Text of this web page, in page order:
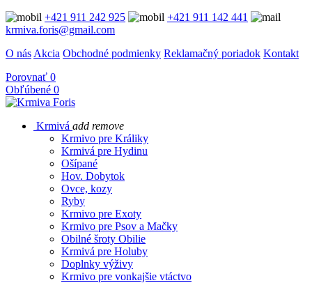
+421 911 242 925
+421 911 142 441
krmiva.foris@gmail.com
O nás Akcia Obchodné podmienky Reklamačný poriadok Kontakt
Porovnať 0
Obľúbené 0
Krmivá add remove
Krmivo pre Králiky
Krmivá pre Hydinu
Ošípané
Hov. Dobytok
Ovce, kozy
Ryby
Krmivo pre Exoty
Krmivo pre Psov a Mačky
Obilné šroty Obilie
Krmivá pre Holuby
Doplnky výživy
Krmivo pre vonkajšie vtáctvo